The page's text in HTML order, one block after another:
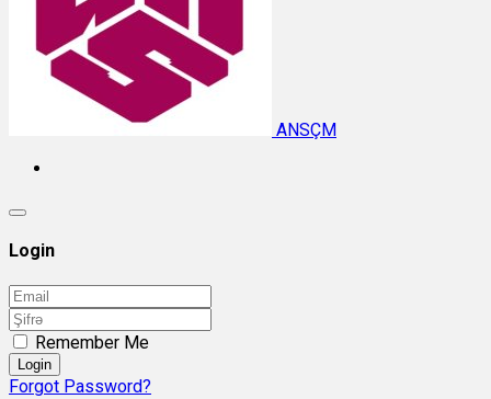
ANSÇM
Login
Remember Me
Login
Forgot Password?